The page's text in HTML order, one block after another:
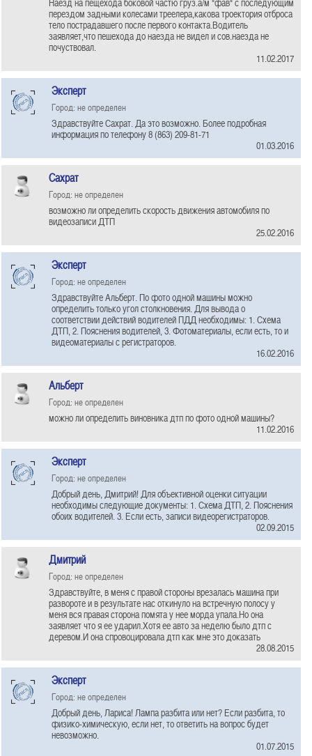
перездом задными колесами треелера,какова троектория отброса
тело пострадавшего после первого контакта.Водитель
заявляет,что пешехода до наезда не видел и сов.наезда не
почуствовал.
11.02.2017
Эксперт
Город: не определен
Здравствуйте Сахрат. Да это возможно. Более подробная
информация по телефону 8 (863) 209-81-71
01.03.2016
Сахрат
Город: не определен
возможно ли определить скорость движения автомобиля по
видеозаписи ДТП
25.02.2016
Эксперт
Город: не определен
Здравствуйте Альберт. По фото одной машины можно
определить только угол столкновения. Для вывода о
соответствии действий водителей ПДД необходимы: 1. Схема
ДТП, 2. Пояснения водителей, 3. Фотоматериалы, если есть, то и
видеоматериалы с регистраторов.
16.02.2016
Альберт
Город: не определен
можно ли определить виновника дтп по фото одной машины?
11.02.2016
Эксперт
Город: не определен
Добрый день, Дмитрий! Для объективной оценки ситуации
необходимы следующие документы: 1. Схема ДТП, 2. Пояснения
обоих водителей. 3. Если есть, записи видеорегистраторов.
02.09.2015
Дмитрий
Город: не определен
Здравствуйте, в меня с правой стороны врезалась машина при
развороте и в результате нас откинуло на встречную полосу у
меня вся правая сторона помята у нее морда упала.Но она
заявляет что я ее ударил.Хотя ее авто за неделю было дтп с
деревом.И она спровоцировала дтп как мне это доказать
28.08.2015
Эксперт
Город: не определен
Добрый день, Лариса! Лампа разбита или нет? Если разбита, то
физико-химическую, если нет, то ответить на вопрос будет
невозможно.
01.07.2015